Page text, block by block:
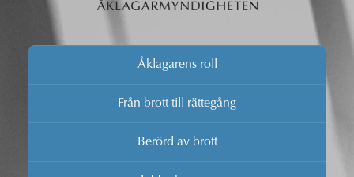
Åklagarens roll
Från brott till rättegång
Berörd av brott